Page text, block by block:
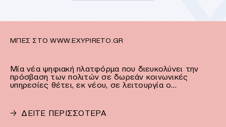
ΜΠΕΣ ΣΤΟ WWW.EXYPIRETO.GR
Μία νέα ψηφιακή πλατφόρμα που διευκολύνει την
πρόσβαση των πολιτών σε δωρεάν κοινωνικές
υπηρεσίες θέτει, εκ νέου, σε λειτουργία ο…
→ ΔΕΙΤΕ ΠΕΡΙΣΣΟΤΕΡΑ